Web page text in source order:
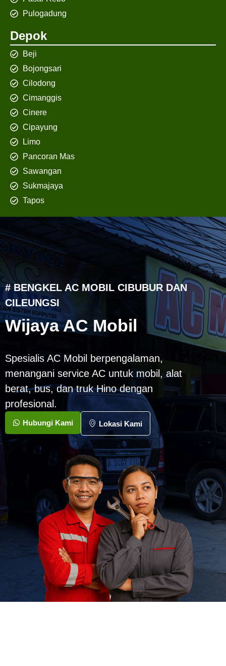
Pulogadung
Depok
Beji
Bojongsari
Cilodong
Cimanggis
Cinere
Cipayung
Limo
Pancoran Mas
Sawangan
Sukmajaya
Tapos
# BENGKEL AC MOBIL CIBUBUR DAN
CILEUNGSI
Wijaya AC Mobil
Spesialis AC Mobil berpengalaman,
menangani service AC untuk mobil, alat
berat, bus, dan truk Hino dengan
profesional.
Hubungi Kami Lokasi Kami